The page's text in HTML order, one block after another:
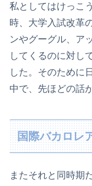
私としてはけっこ
時、大学入試改革
ンやグーグル、ア
してくるのに対し
した。そのために
中で、先ほどの話
国際バカロレ
またそれと同時期